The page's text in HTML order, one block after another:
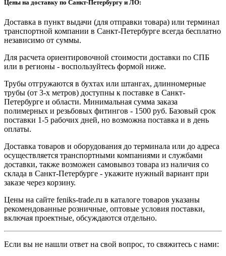
Цены на доставку по Санкт-Петербургу и ЛО:
Доставка в пункт выдачи (для отправки товара) или терминал
транспортной компании в Санкт-Петербурге всегда бесплатно
независимо от суммы.
Для расчета ориентировочной стоимости доставки по СПБ
или в регионы - воспользуйтесь формой ниже.
Трубы отгружаются в бухтах или штангах, длинномерные
трубы (от 3-х метров) доступны к поставке в Санкт-
Петербурге и области. Минимальная сумма заказа
полимерных и резьбовых фитингов - 1500 руб. Базовый срок
поставки 1-5 рабочих дней, но возможна поставка и в день
оплаты.
Доставка товаров и оборудования до терминала или до адреса
осуществляется транспортными компаниями и службами
доставки, также возможен самовывоз товара из наличия со
склада в Санкт-Петербурге - укажите нужный вариант при
заказе через корзину.
Цены на сайте feniks-trade.ru в каталоге товаров указаны
рекомендованные розничные, оптовые условия поставки,
включая проектные, обсуждаются отдельно.
Если вы не нашли ответ на свой вопрос, то свяжитесь с нами: